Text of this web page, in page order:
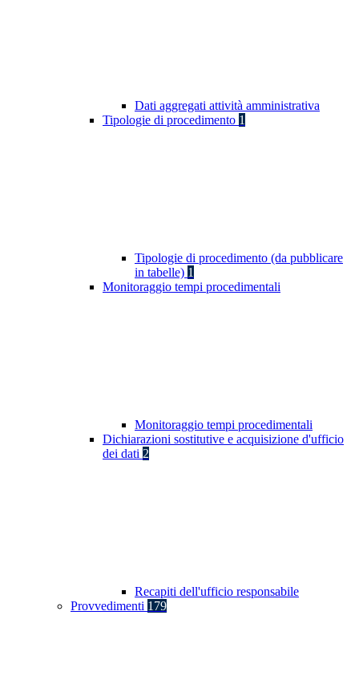
Dati aggregati attività amministrativa
Tipologie di procedimento 1
Tipologie di procedimento (da pubblicare
in tabelle) 1
Monitoraggio tempi procedimentali
Monitoraggio tempi procedimentali
Dichiarazioni sostitutive e acquisizione d'ufficio
dei dati 2
Recapiti dell'ufficio responsabile
Provvedimenti 179